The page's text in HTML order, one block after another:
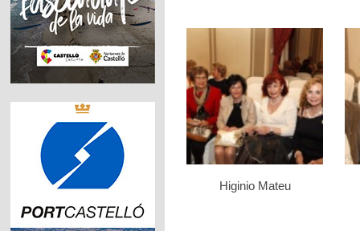
Higinio Mateu